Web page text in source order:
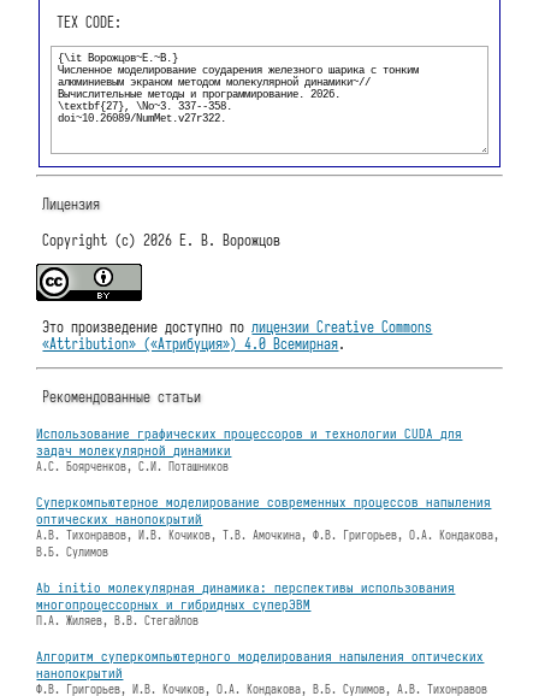
TEX CODE:
Лицензия
Copyright (c) 2026 Е. В. Ворожцов
Это произведение доступно полицензии Creative Commons
«Attribution» («Атрибуция») 4.0 Всемирная.
Рекомендованные статьи
Использование графических процессоров и технологии CUDA для
задач молекулярной динамики
А.С. Боярченков, С.И. Поташников
Суперкомпьютерное моделирование современных процессов напыления
оптических нанопокрытий
А.В. Тихонравов, И.В. Кочиков, Т.В. Амочкина, Ф.В. Григорьев, О.А. Кондакова,
В.Б. Сулимов
Ab initio молекулярная динамика: перспективы использования
многопроцессорных и гибридных суперЭВМ
П.А. Жиляев, В.В. Стегайлов
Алгоритм суперкомпьютерного моделирования напыления оптических
нанопокрытий
Ф.В. Григорьев, И.В. Кочиков, О.А. Кондакова, В.Б. Сулимов, А.В. Тихонравов